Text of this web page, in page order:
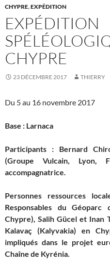
CHYPRE,EXPÉDITION
EXPÉDITION
CHYPRE
23 DÉCEMBRE 2017 THIERRY
Du 5 au 16 novembre 2017
Base : Larnaca
Participants : Bernard
(Groupe Vulcain, Lyon,
accompagnatrice.
Personnes ressources
Responsables du
Chypre), Salih Gücel et Inan
Kalavaç (Kalyvakia) en
impliqués dans le projet
Chaîne de Kyrénia.